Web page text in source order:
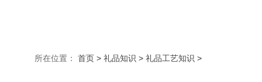
所在位置： 首页 >礼品知识 >礼品工艺知识 >